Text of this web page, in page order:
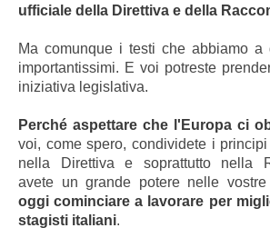
ufficiale della Direttiva e della
Ma comunque i testi che abbiamo a
importantissimi. E voi potreste
iniziativa legislativa.
Perché aspettare che l'Europa ci
voi, come spero, condividete i
nella Direttiva e soprattutto nella
avete un grande potere nelle vostre
oggi cominciare a lavorare per
stagisti italiani.